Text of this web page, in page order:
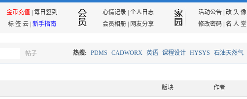
金币充值 每日签到 心情记录 个人日志 活动公告| 改 头 像
标 签 云 新手指南 会员相册 网友分享 修改密码| 名 人 堂
帖子 热搜: PDMS CADWORX 英语 课程设计 HYSYS 石油天然气
版块 作者